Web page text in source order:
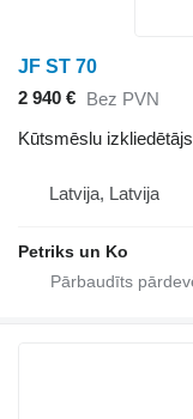
JF ST 70
2 940 € Bez PVN
Kūtsmēslu izkliedētājs
Latvija, Latvija
Petriks un Ko